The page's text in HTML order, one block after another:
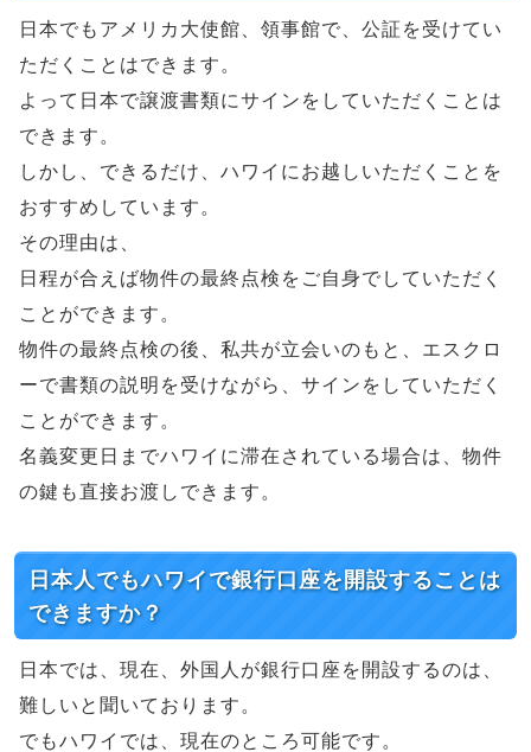
日本でもアメリカ大使館、領事館で、公証を受けてい
ただくことはできます。
よって日本で譲渡書類にサインをしていただくことは
できます。
しかし、できるだけ、ハワイにお越しいただくことを
おすすめしています。
その理由は、
日程が合えば物件の最終点検をご自身でしていただく
ことができます。
物件の最終点検の後、私共が立会いのもと、エスクロ
ーで書類の説明を受けながら、サインをしていただく
ことができます。
名義変更日までハワイに滞在されている場合は、物件
の鍵も直接お渡しできます。
日本人でもハワイで銀行口座を開設することは
できますか？
日本では、現在、外国人が銀行口座を開設するのは、
難しいと聞いております。
でもハワイでは、現在のところ可能です。